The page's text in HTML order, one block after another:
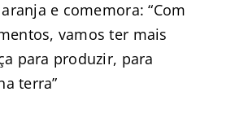
e comemora: “Com
vamos ter mais
para produzir, para
terra”